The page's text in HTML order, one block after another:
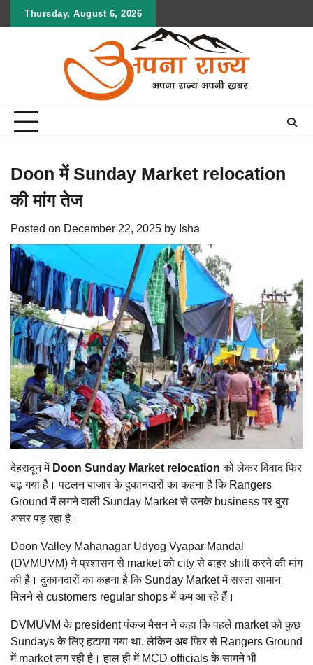
Thursday, August 6, 2026
Doon में Sunday Market relocation
की मांग तेज
Posted on December 22, 2025 by Isha
देहरादून में Doon Sunday Market relocation को लेकर विवाद फिर
बढ़ गया है। पटलन बाजार के दुकानदारों का कहना है कि Rangers
Ground में लगने वाली Sunday Market से उनके business पर बुरा
असर पड़ रहा है।
Doon Valley Mahanagar Udyog Vyapar Mandal
(DVMUVM) ने प्रशासन से market को city से बाहर shift करने की मांग
की है। दुकानदारों का कहना है कि Sunday Market में सस्ता सामान
मिलने से customers regular shops में कम आ रहे हैं।
DVMUVM के president पंकज मैसन ने कहा कि पहले market को कुछ
Sundays के लिए हटाया गया था, लेकिन अब फिर से Rangers Ground
में market लग रही है। हाल ही में MCD officials के सामने भी